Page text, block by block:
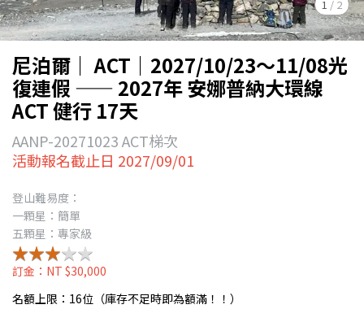
1 / 2
尼泊爾｜ ACT｜2027/10/23～11/08光
復連假 —— 2027年 安娜普納大環線
ACT 健行 17天
AANP-20271023 ACT梯次
活動報名截止日 2027/09/01
登山難易度：
一顆星：簡單
五顆星：專家級
★★★★★
★★★★★
訂金：NT $30,000
名額上限：16位（庫存不足時即為額滿！！）